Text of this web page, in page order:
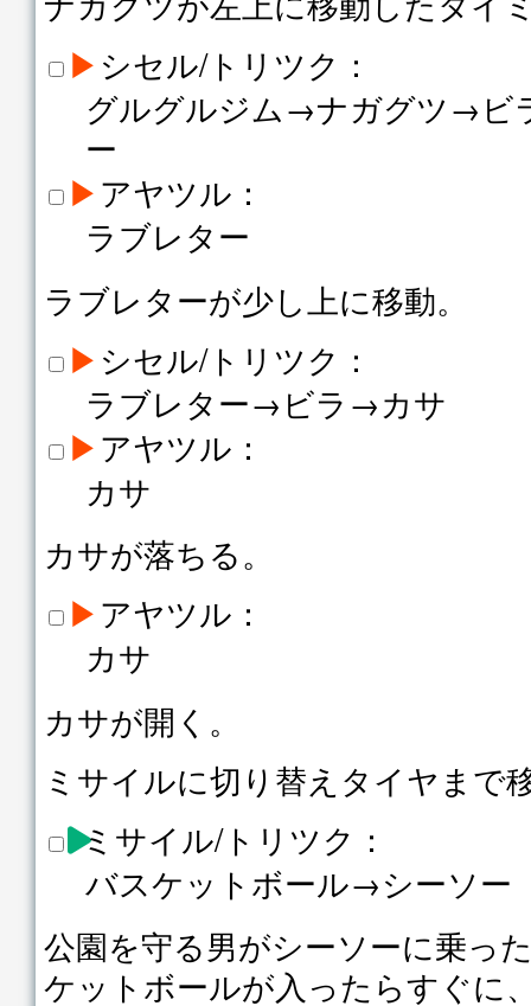
▶ シセル/トリツク：
グルグルジム→ナガグツ→
ー
▶アヤツル：
ラブレター
ラブレターが少し上に移動。
▶ シセル/トリツク：
ラブレター→ビラ→カサ
▶アヤツル：
カサ
カサが落ちる。
▶アヤツル：
カサ
カサが開く。
ミサイルに切り替えタイヤまで
ミサイル/トリツク：
バスケットボール→シーソー
公園を守る男がシーソーに乗っ
ケットボールが入ったらすぐに